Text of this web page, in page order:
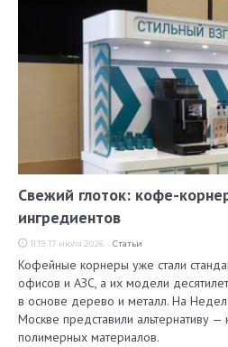
Свежий глоток: кофе-
ингредиентов
11:19, 17 июля 2026 Статьи
Кофейные корнеры уже стали
офисов и АЗС, а их модели
в основе дерево и металл. На
Москве представили альтернативу
полимерных материалов.